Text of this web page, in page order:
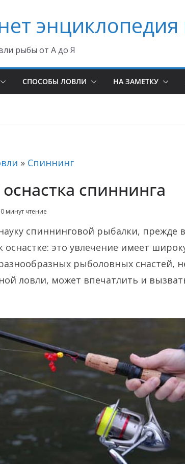
рыбы от А до Я
СПОСОБЫ ЛОВЛИ НА ЗАМЕТКУ
» Спиннинг
спиннинга
минут чтение
спиннинговой рыбалки, прежде
оснастке: это увлечение имеет
рыболовных снастей,
ловли, может впечатлить и